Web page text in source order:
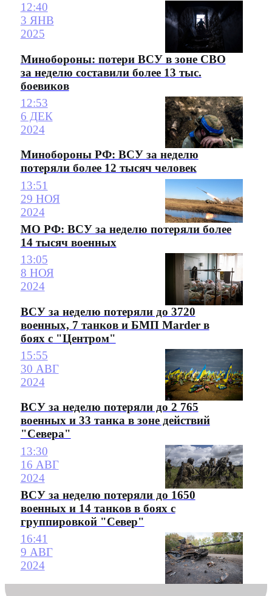
12:40
3 ЯНВ
2025
Минобороны: потери ВСУ в зоне СВО
за неделю составили более 13 тыс.
боевиков
12:53
6 ДЕК
2024
Минобороны РФ: ВСУ за неделю
потеряли более 12 тысяч человек
13:51
29 НОЯ
2024
МО РФ: ВСУ за неделю потеряли более
14 тысяч военных
13:05
8 НОЯ
2024
ВСУ за неделю потеряли до 3720
военных, 7 танков и БМП Marder в
боях с "Центром"
15:55
30 АВГ
2024
ВСУ за неделю потеряли до 2 765
военных и 33 танка в зоне действий
"Севера"
13:30
16 АВГ
2024
ВСУ за неделю потеряли до 1650
военных и 14 танков в боях с
группировкой "Север"
16:41
9 АВГ
2024